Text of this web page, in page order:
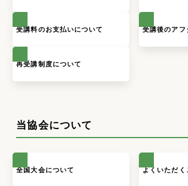
受講料のお支払いについて 受講後のアフ
再受講制度について
当協会について
全国大会について よくいただく